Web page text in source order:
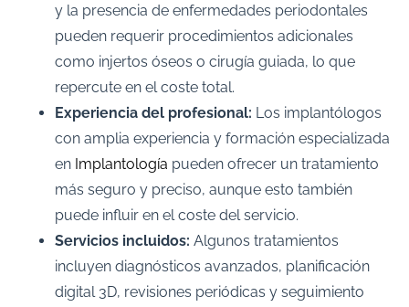
y la presencia de enfermedades periodontales
pueden requerir procedimientos adicionales
como injertos óseos o cirugía guiada, lo que
repercute en el coste total.
Experiencia del profesional: Los implantólogos
con amplia experiencia y formación especializada
en Implantología pueden ofrecer un tratamiento
más seguro y preciso, aunque esto también
puede influir en el coste del servicio.
Servicios incluidos: Algunos tratamientos
incluyen diagnósticos avanzados, planificación
digital 3D, revisiones periódicas y seguimiento